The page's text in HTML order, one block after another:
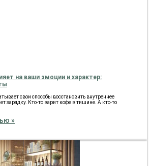
на ваши эмоции и характер:
свои способы восстановить внутреннее
зарядку. Кто-то варит кофе в тишине. А кто-то
»